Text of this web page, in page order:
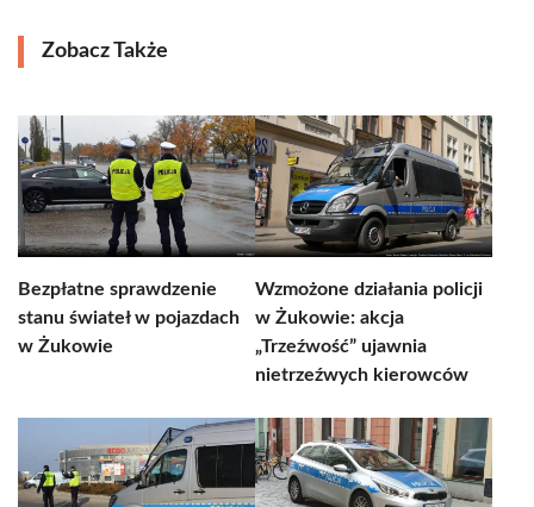
Zobacz Także
Bezpłatne sprawdzenie
stanu świateł w pojazdach
w Żukowie
Wzmożone działania policji
w Żukowie: akcja
„Trzeźwość” ujawnia
nietrzeźwych kierowców